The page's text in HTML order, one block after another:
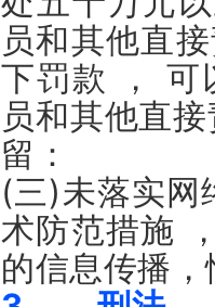
员和其他直
下罚款 ， 可
员和其他直
留：
(三)未落实网
术防范措施
的信息传播